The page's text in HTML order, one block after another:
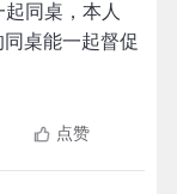
同桌，本人
桌能一起督促
点赞